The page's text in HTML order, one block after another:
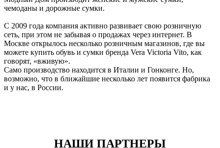
чемоданы и дорожные сумки.
С 2009 года компания активно развивает свою розничную
сеть, при этом не забывая о продажах через интернет. В
Москве открылось несколько розничным магазинов, где вы
можете купить обувь и сумки бренда Vera Victoria Vito, как
говорят, «вживую».
Само производство находится в Италии и Гонконге. Но,
возможно, что в ближайшие несколько лет появится фабрика
и у нас, в России.
НАШИ ПАРТНЕРЫ